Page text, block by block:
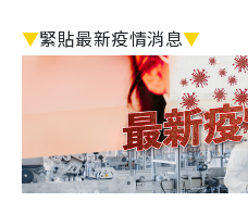
▼緊貼最新疫情消息▼